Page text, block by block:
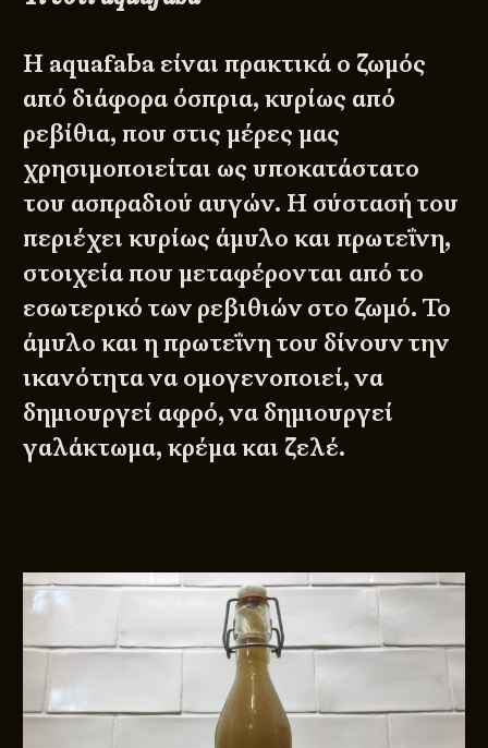
Η aquafaba είναι πρακτικά ο ζωμός
από διάφορα όσπρια, κυρίως από
ρεβίθια, που στις μέρες μας
χρησιμοποιείται ως υποκατάστατο
του ασπραδιού αυγών. Η σύστασή του
περιέχει κυρίως άμυλο και πρωτεΐνη,
στοιχεία που μεταφέρονται από το
εσωτερικό των ρεβιθιών στο ζωμό. Το
άμυλο και η πρωτεΐνη του δίνουν την
ικανότητα να ομογενοποιεί, να
δημιουργεί αφρό, να δημιουργεί
γαλάκτωμα, κρέμα και ζελέ.